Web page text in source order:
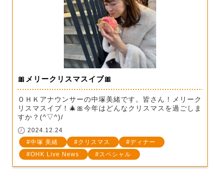
🎀メリークリスマスイブ🎀
ＯＨＫアナウンサーの中塚美緒です。皆さん！メリーク
リスマスイブ！🎄🎀今年はどんなクリスマスを過ごしま
すか？(^▽^)/
2024.12.24
中塚 美緒
クリスマス
ディナー
OHK Live News
スペシャル